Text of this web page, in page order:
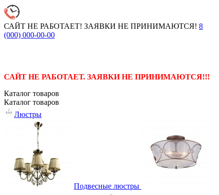
САЙТ НЕ РАБОТАЕТ! ЗАЯВКИ НЕ ПРИНИМАЮТСЯ! 8
(000) 000-00-00
САЙТ НЕ РАБОТАЕТ. ЗАЯВКИ НЕ ПРИНИМАЮТСЯ!!!
Каталог товаров
Каталог товаров
Люстры
Подвесные люстры